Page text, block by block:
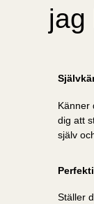
jag
Känner
dig att
själv
Ställer